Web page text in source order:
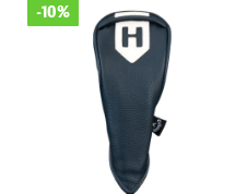
-10%